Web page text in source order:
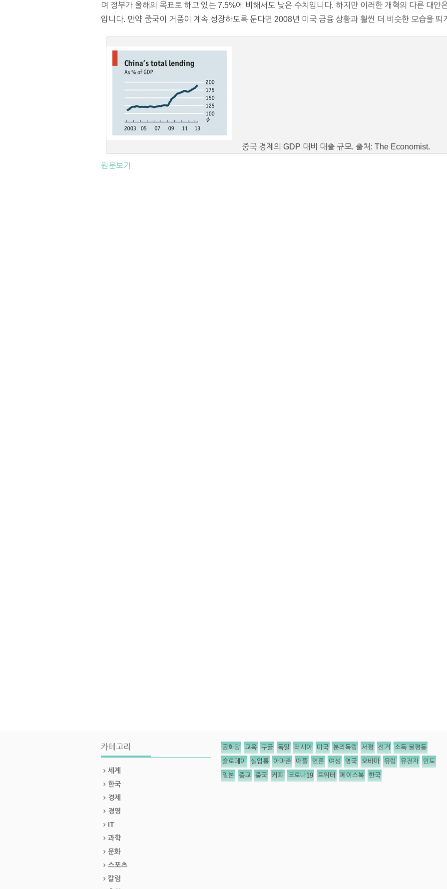
며 정부가 올해의 목표로 하고 있는 7.5%에 비해서도 낮은 수치입니다. 하지만 이러한 개혁의 다른 대안
입니다. 만약 중국이 거품이 계속 성장하도록 둔다면 2008년 미국 금융 상황과 훨씬 더 비슷한 모습을
중국 경제의 GDP 대비 대출 규모. 출처: The Economist.
원문보기
카테고리
세계
한국
경제
경영
IT
과학
문화
스포츠
칼럼
공화당 교육 구글 독일 러시아 미국 분리독립 서평 선거 소득 불평등
슬로데이 실업률 아마존 애플 언론 여성 영국 오바마 유럽 유전자 인도
일본 종교 중국 커피 코로나19 트위터 페이스북 한국